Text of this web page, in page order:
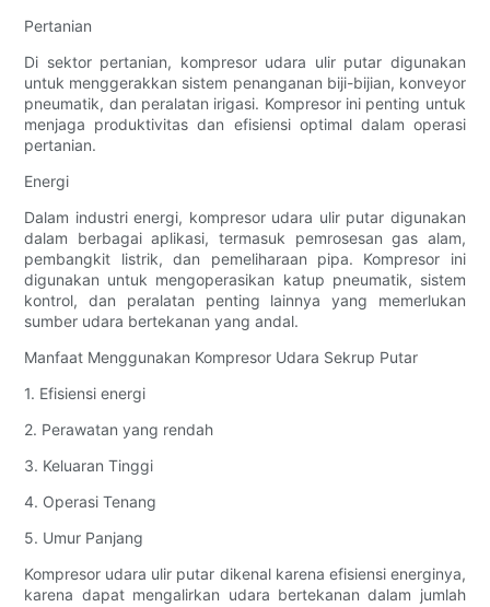
Pertanian
Di sektor pertanian, kompresor udara ulir putar digunakan
untuk menggerakkan sistem penanganan biji-bijian, konveyor
pneumatik, dan peralatan irigasi. Kompresor ini penting untuk
menjaga produktivitas dan efisiensi optimal dalam operasi
pertanian.
Energi
Dalam industri energi, kompresor udara ulir putar digunakan
dalam berbagai aplikasi, termasuk pemrosesan gas alam,
pembangkit listrik, dan pemeliharaan pipa. Kompresor ini
digunakan untuk mengoperasikan katup pneumatik, sistem
kontrol, dan peralatan penting lainnya yang memerlukan
sumber udara bertekanan yang andal.
Manfaat Menggunakan Kompresor Udara Sekrup Putar
1. Efisiensi energi
2. Perawatan yang rendah
3. Keluaran Tinggi
4. Operasi Tenang
5. Umur Panjang
Kompresor udara ulir putar dikenal karena efisiensi energinya,
karena dapat mengalirkan udara bertekanan dalam jumlah